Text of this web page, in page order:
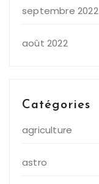
septembre 2022
août 2022
Catégories
agriculture
astro